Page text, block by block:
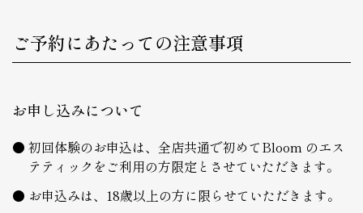
ご予約にあたっての注意事項
お申し込みについて
初回体験のお申込は、全店共通で初めてBloom のエス
テティックをご利用の方限定とさせていただきます。
お申込みは、18歳以上の方に限らせていただきます。